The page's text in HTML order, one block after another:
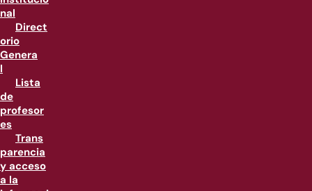
nal
Direct
orio
Genera
l
Lista
de
profesor
es
Trans
parencia
y acceso
a la